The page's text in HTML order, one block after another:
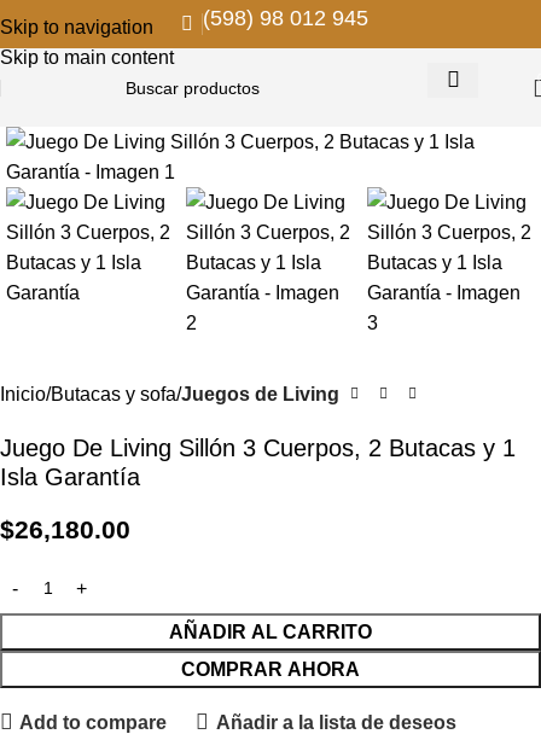
Skip to navigation
Skip to main content
(598) 98 012 945
Inicio Butacas y sofa Juegos de Living
Juego De Living Sillón 3 Cuerpos, 2 Butacas y 1
Isla Garantía
$26,180.00
AÑADIR AL CARRITO
COMPRAR AHORA
Add to compare Añadir a la lista de deseos